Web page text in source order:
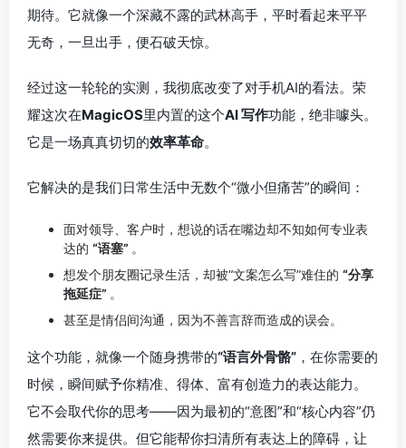
期待。它就像一个深藏不露的武林高手，平时看起来平平
无奇，一旦出手，便石破天惊。
经过这一轮轮的实测，我彻底改变了对手机AI的看法。荣
耀这次在MagicOS里内置的这个AI 写作功能，绝非噱头。
它是一场真真切切的效率革命。
它解决的是我们日常生活中无数个“微小但痛苦”的瞬间：
面对领导、客户时，想说的话在嘴边却不知如何专业表
达的 “语塞” 。
想发个朋友圈记录生活，却被“文案怎么写”难住的 “分享
拖延症” 。
甚至是情侣间沟通，因为不善言辞而造成的误会。
这个功能，就像一个随身携带的“语言外骨骼” ，在你需要的
时候，瞬间赋予你精准、得体、富有创造力的表达能力。
它不会取代你的思考——因为最初的“意图”和“核心内容”仍
然需要你来提供。但它能帮你扫清所有表达上的障碍，让